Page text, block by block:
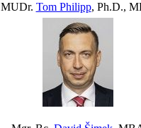
MUDr. Tom Philipp, Ph.D.,